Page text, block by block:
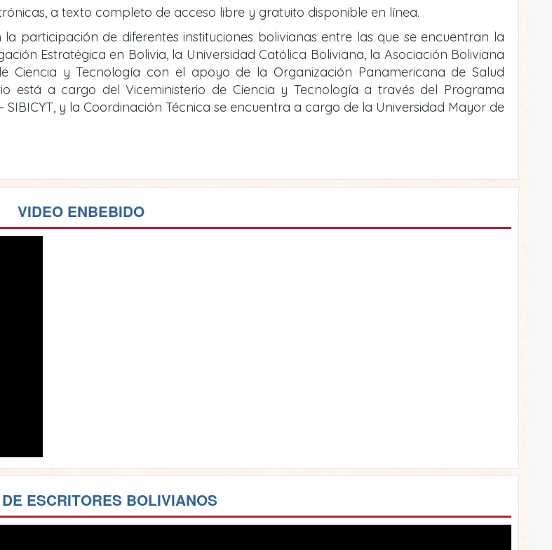
a texto completo de acceso libre y gratuito disponible en línea.
participación de diferentes instituciones bolivianas entre las que se encuentran la
Estratégica en Bolivia, la Universidad Católica Boliviana, la Asociación Boliviana
Ciencia y Tecnología con el apoyo de la Organización Panamericana de Salud
está a cargo del Viceministerio de Ciencia y Tecnología a través del Programa
y la Coordinación Técnica se encuentra a cargo de la Universidad Mayor de
VIDEO ENBEBIDO
ESCRITORES BOLIVIANOS